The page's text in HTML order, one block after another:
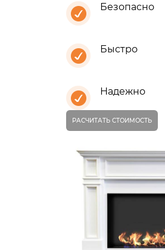
Безопасно
Быстро
Надежно
РАСЧИТАТЬ СТОИМОСТЬ